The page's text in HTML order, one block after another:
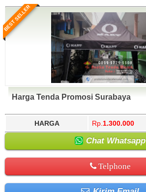
BEST SELLER
Harga Tenda Promosi Surabaya
HARGA Rp. 1.300.000
Chat Whatsapp
Telphone